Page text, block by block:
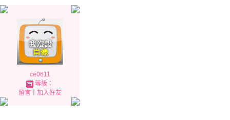
ce0611
等級：
留言｜ 加入好友